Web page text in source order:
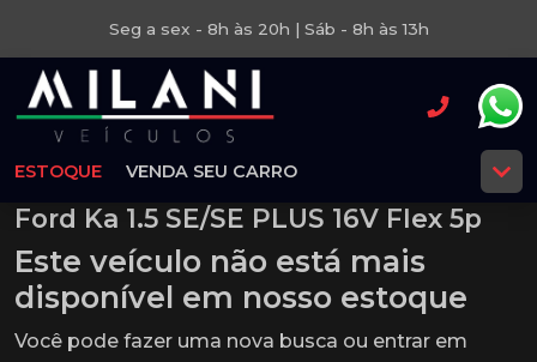
Seg a sex - 8h às 20h | Sáb - 8h às 13h
ESTOQUE VENDA SEU CARRO
Ford Ka 1.5 SE/SE PLUS 16V Flex 5p
Este veículo não está mais
disponível em nosso estoque
Você pode fazer uma nova busca ou entrar em